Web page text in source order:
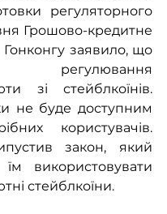
регуляторного
Грошово-кредитне
Гонконгу заявило, що
зі стейблкоїнів.
не буде доступним
користувачів.
закон, який
використовувати
стейблкоїни.